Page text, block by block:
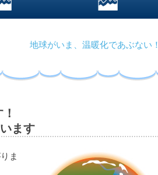
地球がいま、温暖化であぶない！
ます
ま